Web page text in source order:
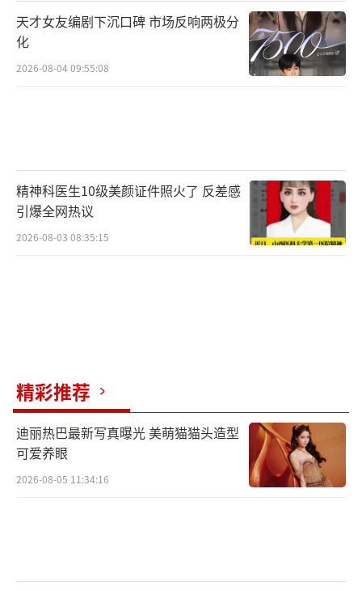
天才女友编剧下沉口碑 市场反响两极分
化
2026-08-04 09:55:08
精神科医生10级美颜证件照火了 反差感
引爆全网热议
2026-08-03 08:35:15
精彩推荐
迪丽热巴最新写真曝光 美萌猫猫头造型
可爱养眼
2026-08-05 11:34:16